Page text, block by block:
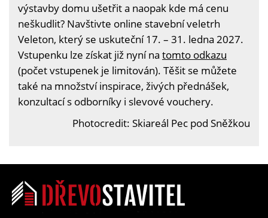
výstavby domu ušetřit a naopak kde má cenu
neškudlit? Navštivte online stavební veletrh
Veleton, který se uskuteční 17. – 31. ledna 2027.
Vstupenku lze získat již nyní na tomto odkazu
(počet vstupenek je limitován). Těšit se můžete
také na množství inspirace, živých přednášek,
konzultací s odborníky i slevové vouchery.
Photocredit: Skiareál Pec pod Sněžkou